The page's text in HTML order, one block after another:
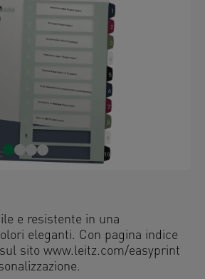
e resistente in una
eleganti. Con pagina indice
sito www.leitz.com/easyprint